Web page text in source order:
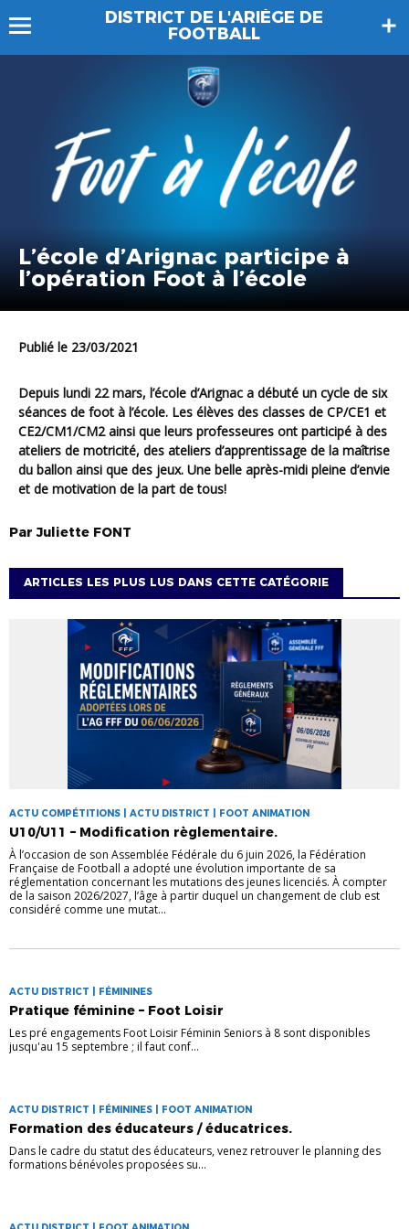
DISTRICT DE L'ARIÈGE DE
FOOTBALL
L’école d’Arignac participe à
l’opération Foot à l’école
Publié le 23/03/2021
Depuis lundi 22 mars, l’école d’Arignac a débuté un cycle de six
séances de foot à l’école. Les élèves des classes de CP/CE1 et
CE2/CM1/CM2 ainsi que leurs professeures ont participé à des
ateliers de motricité, des ateliers d’apprentissage de la maîtrise
du ballon ainsi que des jeux. Une belle après-midi pleine d’envie
et de motivation de la part de tous!
ParJuliette FONT
ARTICLES LES PLUS LUS DANS CETTE CATÉGORIE
ACTU COMPÉTITIONS | ACTU DISTRICT | FOOT ANIMATION
U10/U11 – Modification règlementaire.
À l’occasion de son Assemblée Fédérale du 6 juin 2026, la Fédération
Française de Football a adopté une évolution importante de sa
réglementation concernant les mutations des jeunes licenciés. À compter
de la saison 2026/2027, l’âge à partir duquel un changement de club est
considéré comme une mutat...
ACTU DISTRICT | FÉMININES
Pratique féminine – Foot Loisir
Les pré engagements Foot Loisir Féminin Seniors à 8 sont disponibles
jusqu'au 15 septembre ; il faut conf...
ACTU DISTRICT | FÉMININES | FOOT ANIMATION
Formation des éducateurs / éducatrices.
Dans le cadre du statut des éducateurs, venez retrouver le planning des
formations bénévoles proposées su...